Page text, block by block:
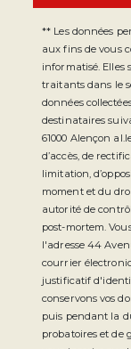
** Les données
aux fins de vous
informatisé. Elles
traitants dans le
données
destinataires
61000 Alençon
d’accès, de
limitation,
moment et du
autorité de
post-mortem.
l'adresse 44
courrier
justificatif
conservons vos
puis pendant la
probatoires et de